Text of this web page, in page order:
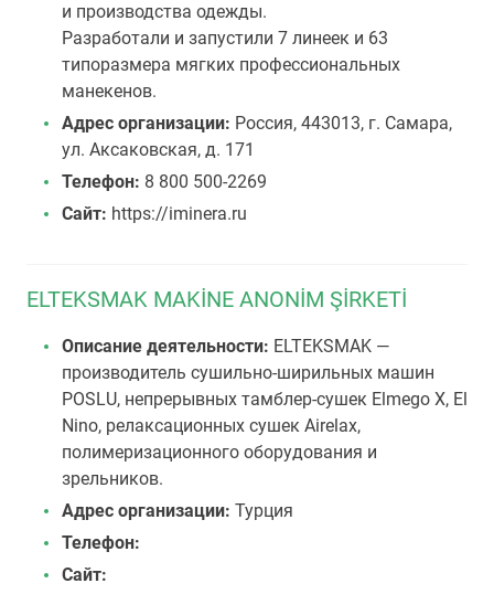
и производства одежды.
Разработали и запустили 7 линеек и 63
типоразмера мягких профессиональных
манекенов.
Адрес организации: Россия, 443013, г. Самара,
ул. Аксаковская, д. 171
Телефон: 8 800 500-2269
Сайт: https://iminera.ru
ELTEKSMAK MAKİNE ANONİM ŞİRKETİ
Описание деятельности: ELTEKSMAK —
производитель сушильно-ширильных машин
POSLU, непрерывных тамблер-сушек Elmego X, El
Nino, релаксационных сушек Airelax,
полимеризационного оборудования и
зрельников.
Адрес организации: Турция
Телефон:
Сайт: